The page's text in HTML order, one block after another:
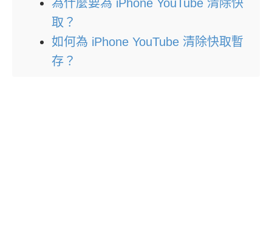
為什麼要為 iPhone YouTube 清除快
取？
如何為 iPhone YouTube 清除快取暫
存？